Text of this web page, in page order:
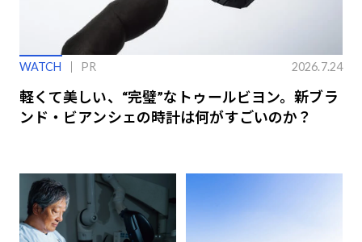
WATCH PR 2026.7.24
軽くて美しい、“完璧”なトゥールビヨン。新ブラ
ンド・ビアンシェの時計は何がすごいのか？